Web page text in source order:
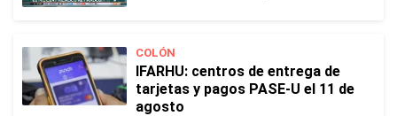
COLÓN
IFARHU: centros de entrega de
tarjetas y pagos PASE-U el 11 de
agosto